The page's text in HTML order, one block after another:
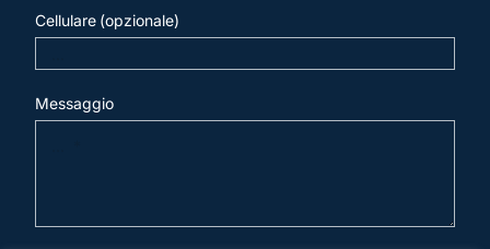
Cellulare (opzionale)
Messaggio